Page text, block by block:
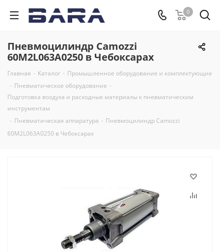
0
Пневмоцилиндр Camozzi
60M2L063A0250 в Чебоксарах
Главная - Каталог - Промышленное оборудование и комплектующие
- Пневматическое оборудование -
Подготовка воздуха и расходные материалы к пневматическим
инструментам
- Пневматическая аппаратура - Пневмоцилиндр Camozzi
60M2L063A0250 в Чебоксарах